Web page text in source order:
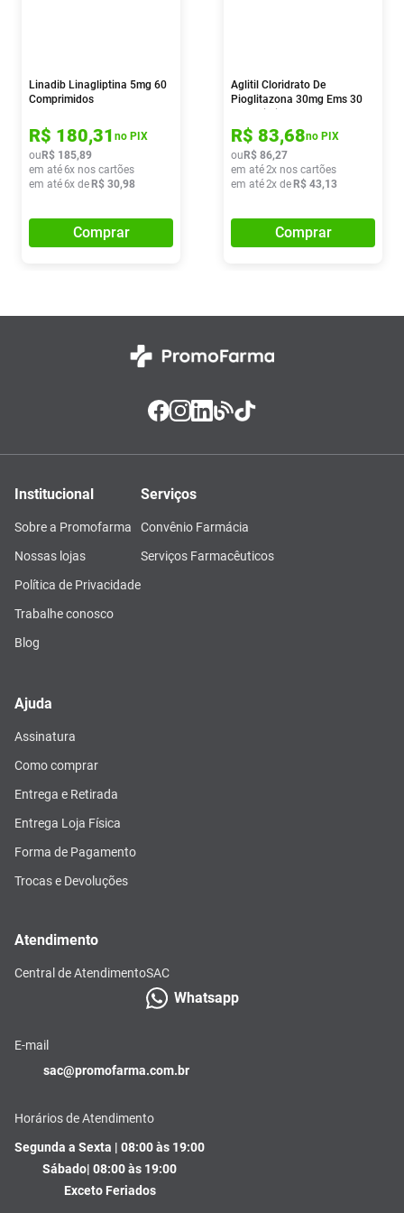
Linadib Linagliptina 5mg 60
Comprimidos
R$ 180,31 no PIX
ou R$ 185,89
em até6x nos cartões
em até6x de R$ 30,98
Comprar
Aglitil Cloridrato De
Pioglitazona 30mg Ems 30
R$ 83,68no PIX
ou R$ 86,27
em até2x nos cartões
em até2x de R$ 43,13
Comprar
Institucional
Sobre a Promofarma
Nossas lojas
Política de Privacidade
Trabalhe conosco
Blog
Serviços
Convênio Farmácia
Serviços Farmacêuticos
Ajuda
Assinatura
Como comprar
Entrega e Retirada
Entrega Loja Física
Forma de Pagamento
Trocas e Devoluções
Atendimento
Central de AtendimentoSAC
Whatsapp
E-mail
sac@promofarma.com.br
Horários de Atendimento
Segunda a Sexta | 08:00 às 19:00
Sábado| 08:00 às 19:00
Exceto Feriados